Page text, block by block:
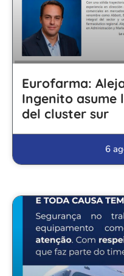
Eurofarma:
Ingenito asume
del cluster sur
6